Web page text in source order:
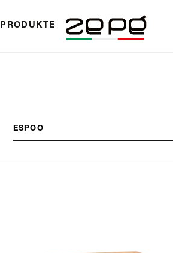
PRODUKTE
ESPOO